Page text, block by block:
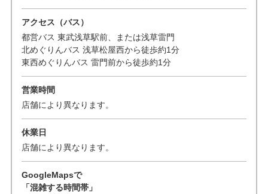
アクセス（バス）
都営バス 東武浅草駅前、または浅草雷門
北めぐりんバス 浅草松屋西から徒歩約1分
東西めぐりんバス 雷門前から徒歩約1分
営業時間
店舗により異なります。
休業日
店舗により異なります。
GoogleMapsで
「混雑する時間帯」